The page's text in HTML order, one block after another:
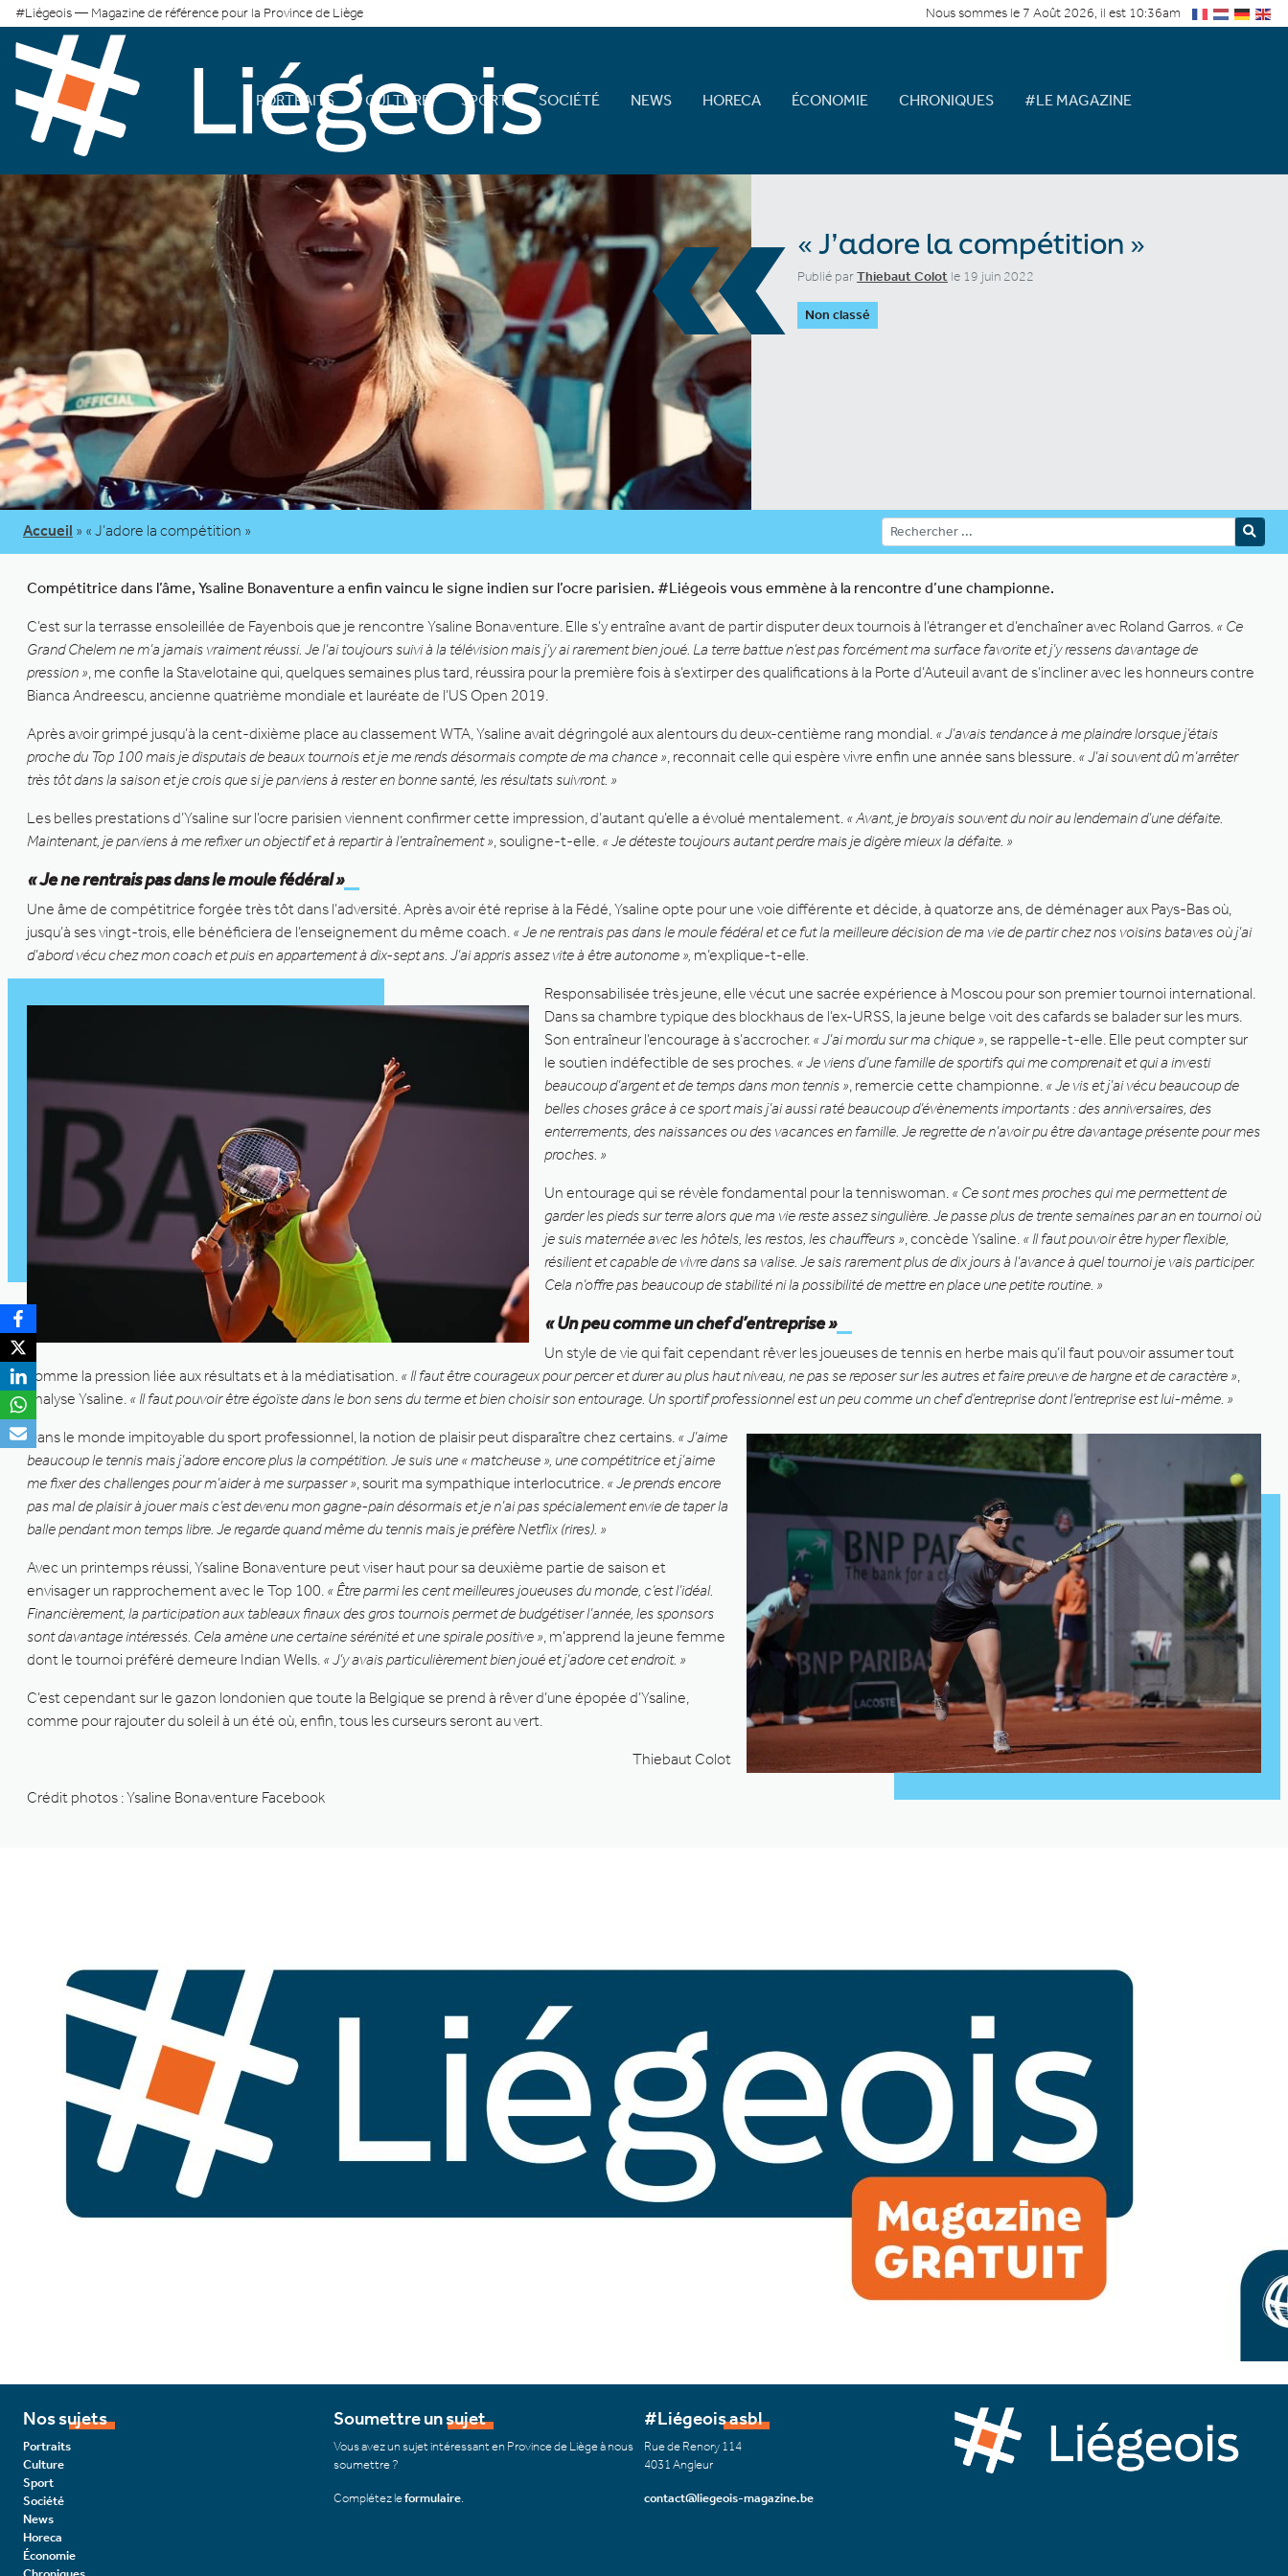
#Liégeois — Magazine de référence pour la Province de Liège Nous sommes le 7 Août 2026, il est 10:36am
PORTRAITS CULTURE SPORT SOCIÉTÉ NEWS HORECA ÉCONOMIE CHRONIQUES #LE MAGAZINE
«« J’adore la compétition »
Publié parThiebaut Colot le 19 juin 2022
Non classé
Accueil » « J’adore la compétition »
Compétitrice dans l’âme, Ysaline Bonaventure a enfin vaincu le signe indien sur l’ocre parisien. #Liégeois vous emmène à la rencontre d’une championne.
C’est sur la terrasse ensoleillée de Fayenbois que je rencontre Ysaline Bonaventure. Elle s’y entraîne avant de partir disputer deux tournois à l’étranger et d’enchaîner avec Roland Garros. « Ce
Grand Chelem ne m’a jamais vraiment réussi. Je l’ai toujours suivi à la télévision mais j’y ai rarement bien joué. La terre battue n’est pas forcément ma surface favorite et j’y ressens davantage de
pression », me confie la Stavelotaine qui, quelques semaines plus tard, réussira pour la première fois à s’extirper des qualifications à la Porte d’Auteuil avant de s’incliner avec les honneurs contre
Bianca Andreescu, ancienne quatrième mondiale et lauréate de l’US Open 2019.
Après avoir grimpé jusqu’à la cent-dixième place au classement WTA, Ysaline avait dégringolé aux alentours du deux-centième rang mondial. « J’avais tendance à me plaindre lorsque j’étais
proche du Top 100 mais je disputais de beaux tournois et je me rends désormais compte de ma chance », reconnait celle qui espère vivre enfin une année sans blessure. « J’ai souvent dû m’arrêter
très tôt dans la saison et je crois que si je parviens à rester en bonne santé, les résultats suivront. »
Les belles prestations d’Ysaline sur l’ocre parisien viennent confirmer cette impression, d’autant qu’elle a évolué mentalement. « Avant, je broyais souvent du noir au lendemain d’une défaite.
Maintenant, je parviens à me refixer un objectif et à repartir à l’entraînement », souligne-t-elle. « Je déteste toujours autant perdre mais je digère mieux la défaite. »
« Je ne rentrais pas dans le moule fédéral »
Une âme de compétitrice forgée très tôt dans l’adversité. Après avoir été reprise à la Fédé, Ysaline opte pour une voie différente et décide, à quatorze ans, de déménager aux Pays-Bas où,
jusqu’à ses vingt-trois, elle bénéficiera de l’enseignement du même coach. « Je ne rentrais pas dans le moule fédéral et ce fut la meilleure décision de ma vie de partir chez nos voisins bataves où j’ai
d’abord vécu chez mon coach et puis en appartement à dix-sept ans. J’ai appris assez vite à être autonome », m’explique-t-elle.
Responsabilisée très jeune, elle vécut une sacrée expérience à Moscou pour son premier tournoi international.
Dans sa chambre typique des blockhaus de l’ex-URSS, la jeune belge voit des cafards se balader sur les murs.
Son entraîneur l’encourage à s’accrocher. « J’ai mordu sur ma chique », se rappelle-t-elle. Elle peut compter sur
le soutien indéfectible de ses proches. « Je viens d’une famille de sportifs qui me comprenait et qui a investi
beaucoup d’argent et de temps dans mon tennis », remercie cette championne. « Je vis et j’ai vécu beaucoup de
belles choses grâce à ce sport mais j’ai aussi raté beaucoup d’évènements importants : des anniversaires, des
enterrements, des naissances ou des vacances en famille. Je regrette de n’avoir pu être davantage présente pour mes
proches. »
Un entourage qui se révèle fondamental pour la tenniswoman. « Ce sont mes proches qui me permettent de
garder les pieds sur terre alors que ma vie reste assez singulière. Je passe plus de trente semaines par an en tournoi où
je suis maternée avec les hôtels, les restos, les chauffeurs », concède Ysaline. « Il faut pouvoir être hyper flexible,
résilient et capable de vivre dans sa valise. Je sais rarement plus de dix jours à l’avance à quel tournoi je vais participer.
Cela n’offre pas beaucoup de stabilité ni la possibilité de mettre en place une petite routine. »
« Un peu comme un chef d’entreprise »
Un style de vie qui fait cependant rêver les joueuses de tennis en herbe mais qu’il faut pouvoir assumer tout
comme la pression liée aux résultats et à la médiatisation. « Il faut être courageux pour percer et durer au plus haut niveau, ne pas se reposer sur les autres et faire preuve de hargne et de caractère »,
analyse Ysaline. « Il faut pouvoir être égoïste dans le bon sens du terme et bien choisir son entourage. Un sportif professionnel est un peu comme un chef d’entreprise dont l’entreprise est lui-même. »
Dans le monde impitoyable du sport professionnel, la notion de plaisir peut disparaître chez certains. « J’aime
beaucoup le tennis mais j’adore encore plus la compétition. Je suis une « matcheuse », une compétitrice et j’aime
me fixer des challenges pour m’aider à me surpasser », sourit ma sympathique interlocutrice. « Je prends encore
pas mal de plaisir à jouer mais c’est devenu mon gagne-pain désormais et je n’ai pas spécialement envie de taper la
balle pendant mon temps libre. Je regarde quand même du tennis mais je préfère Netflix (rires). »
Avec un printemps réussi, Ysaline Bonaventure peut viser haut pour sa deuxième partie de saison et
envisager un rapprochement avec le Top 100. « Être parmi les cent meilleures joueuses du monde, c’est l’idéal.
Financièrement, la participation aux tableaux finaux des gros tournois permet de budgétiser l’année, les sponsors
sont davantage intéressés. Cela amène une certaine sérénité et une spirale positive », m’apprend la jeune femme
dont le tournoi préféré demeure Indian Wells. « J’y avais particulièrement bien joué et j’adore cet endroit. »
C’est cependant sur le gazon londonien que toute la Belgique se prend à rêver d’une épopée d’Ysaline,
comme pour rajouter du soleil à un été où, enfin, tous les curseurs seront au vert.
Thiebaut Colot
Crédit photos : Ysaline Bonaventure Facebook
Nos sujets
Portraits
Culture
Sport
Société
News
Horeca
Économie
Soumettre un sujet
Vous avez un sujet intéressant en Province de Liège à nous
soumettre ?
Complétez leformulaire
#Liégeois asbl
Rue de Renory 114
4031 Angleur
contact@liegeois-magazine.be